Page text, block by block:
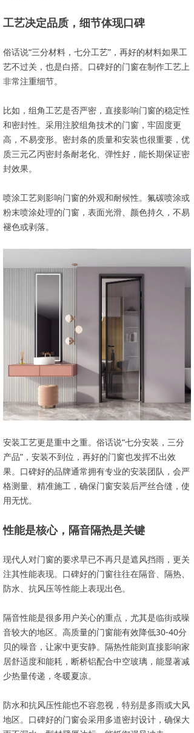
工艺决定品质，细节体现口碑
俗话说“三分材料，七分工艺”，再好的材料如果工
艺不过关，也是白搭。口碑好的门窗在制作工艺上
非常注重细节。
比如，组角工艺是否严密，直接影响门窗的稳定性
和密封性。采用注胶组角技术的门窗，牢固度更
高，不易变形。密封条的质量和安装也很重要，优
质三元乙丙密封条耐老化、弹性好，能长期保证密
封效果。
喷涂工艺则影响门窗的外观和耐候性。氟碳喷涂或
粉末喷涂处理的门窗，表面光滑、颜色持久，不易
褪色或剥落。
安装工艺更是重中之重。俗话说“七分安装，三分
产品”，安装不到位，再好的门窗也发挥不出效
果。口碑好的品牌通常拥有专业的安装团队，会严
格测量、精准施工，确保门窗安装后严丝合缝，使
用无忧。
性能是核心，隔音隔热是关键
现代人对门窗的要求早已不再只是遮风挡雨，更关
注其性能表现。口碑好的门窗往往在隔音、隔热、
防水、抗风压等性能上表现出色。
隔音性能是很多用户关心的重点，尤其是临街或噪
音较大的地区。高质量的门窗能有效降低30-40分
贝的噪音，让家中更安静。隔热性能则直接影响家
居舒适度和能耗，断桥铝配合中空玻璃，能显著减
少热量传递，冬暖夏凉。
防水和抗风压性能也不容忽视，特别是多雨或大风
地区。口碑好的门窗会采用多道密封设计，确保大